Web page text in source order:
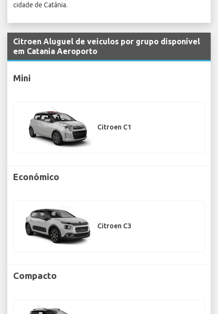
cidade de Catânia.
Citroen Aluguel de veículos por grupo disponível
em Catania Aeroporto
Mini
Citroen C1
Económico
Citroen C3
Compacto